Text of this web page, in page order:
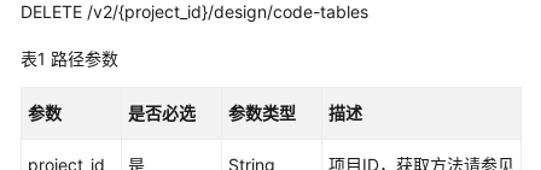
速
门
DELETE /v2/{project_id}/design/code-tables
表1 路径参数
参数 是否必选 参数类型 描述
project_id 是 String
项目ID，获取方法请参见